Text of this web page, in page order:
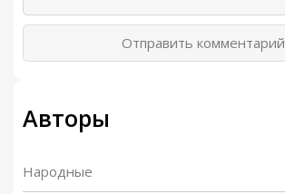
Отправить комментарий
Авторы
Народные